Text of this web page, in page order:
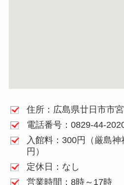
住所：広島県廿日市市
電話番号：0829-44-
入館料：300円（厳島
円）
定休日：なし
営業時間：8時～17時